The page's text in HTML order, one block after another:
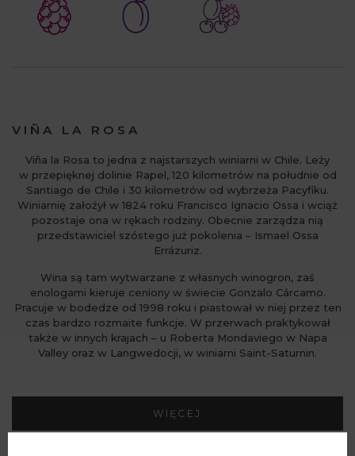
VIÑA LA ROSA
Viña la Rosa to jedna z najstarszych winiarni w Chile. Leży
w przepięknej dolinie Rapel, 120 kilometrów na południe od
Santiago de Chile i 30 kilometrów od wybrzeża Pacyfiku.
Winiarnię założył w 1824 roku Francisco Ignacio Ossa i wciąż
pozostaje ona w rękach rodziny. Obecnie zarządza nią
przedstawiciel szóstego już pokolenia – Ismael Ossa
Errázuriz.
Wina są tam wytwarzane z własnych winogron, zaś
enologami kieruje ceniony w świecie Gonzalo Cárcamo.
Pracuje w bodedze od 1998 roku i piastował w niej przez ten
czas bardzo rozmaite funkcje. W przerwach praktykował
także w innych krajach – u Roberta Mondaviego w Napa
Valley oraz w Langwedocji, w winiarni Saint-Saturnin.
WIĘCEJ